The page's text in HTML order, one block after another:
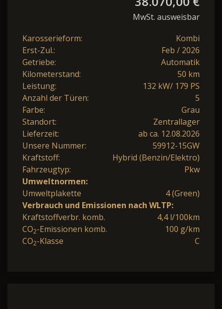
MwSt. ausweisbar
Karosserieform:
Kombi
Erst-Zul.:
Feb / 2026
Getriebe:
Automatik
Kilometerstand:
50 km
Leistung:
132 kW/ 179 PS
Anzahl der Türen:
5
Farbe:
Grau
Standort:
Zentrallager
Lieferzeit:
ab ca. 12.08.2026
Unsere Nummer:
59912-15GW
Kraftstoff:
Hybrid (Benzin/Elektro)
Fahrzeugtyp:
Pkw
Umweltnormen:
Umweltplakette
4 (Green)
Verbrauch und Emissionen nach WLTP:
Kraftstoffverbr. komb.
4,4 l/100km
CO2-Emissionen komb.
100 g/km
CO2-Klasse C